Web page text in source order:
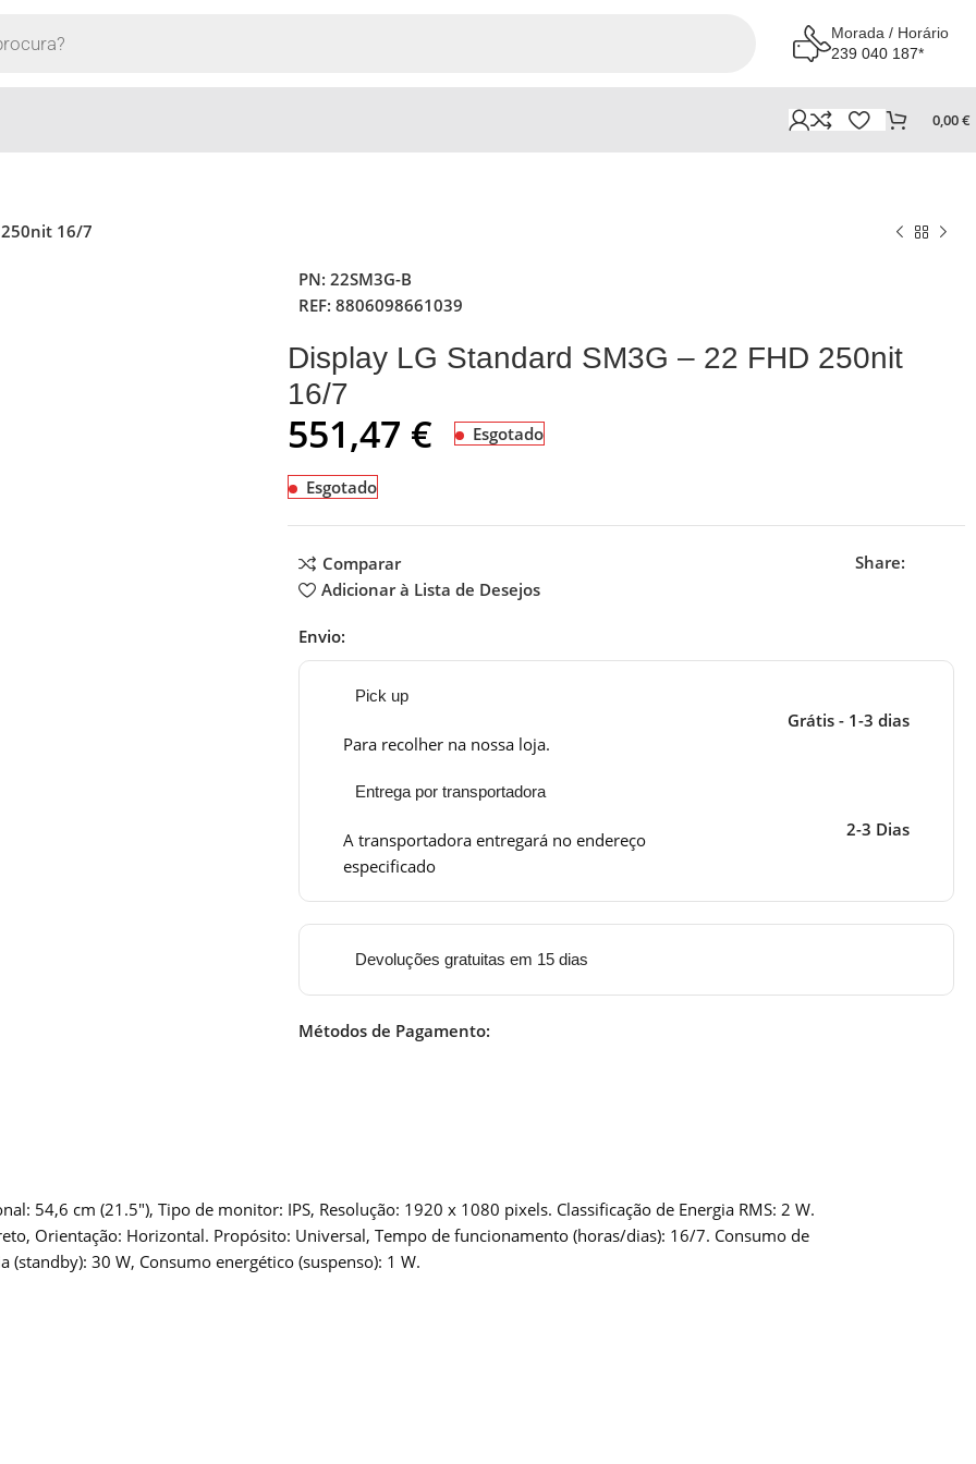
Morada / Horário
239 040 187*
0,00€
250nit 16/7
PN: 22SM3G-B
REF: 8806098661039
Display LG Standard SM3G – 22 FHD 250nit
16/7
551,47 € Esgotado
Esgotado
Comparar
Adicionar à Lista de Desejos
Share:
Envio:
Pick up
Para recolher na nossa loja.
Grátis - 1-3 dias
Entrega por transportadora
A transportadora entregará no endereço
especificado
2-3 Dias
Devoluções gratuitas em 15 dias
Métodos de Pagamento:
54,6 cm (21.5″), Tipo de monitor: IPS, Resolução: 1920 x 1080 pixels. Classificação de Energia RMS: 2 W.
Orientação: Horizontal. Propósito: Universal, Tempo de funcionamento (horas/dias): 16/7. Consumo de
(standby): 30 W, Consumo energético (suspenso): 1 W.